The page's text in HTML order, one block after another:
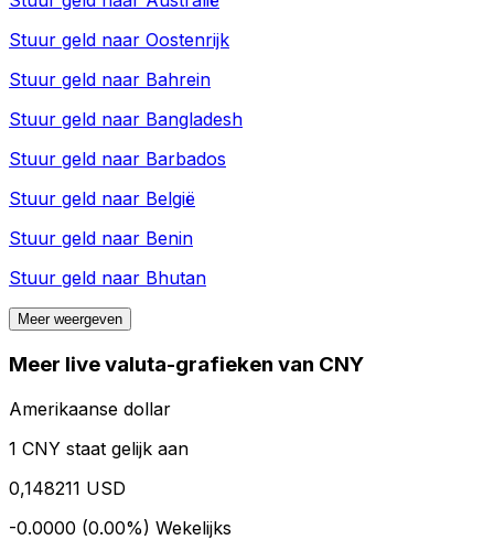
Stuur geld naar Oostenrijk
Stuur geld naar Bahrein
Stuur geld naar Bangladesh
Stuur geld naar Barbados
Stuur geld naar België
Stuur geld naar Benin
Stuur geld naar Bhutan
Meer weergeven
Meer live valuta-grafieken van CNY
Amerikaanse dollar
1 CNY staat gelijk aan
0,148211 USD
-0.0000 (0.00%) Wekelijks